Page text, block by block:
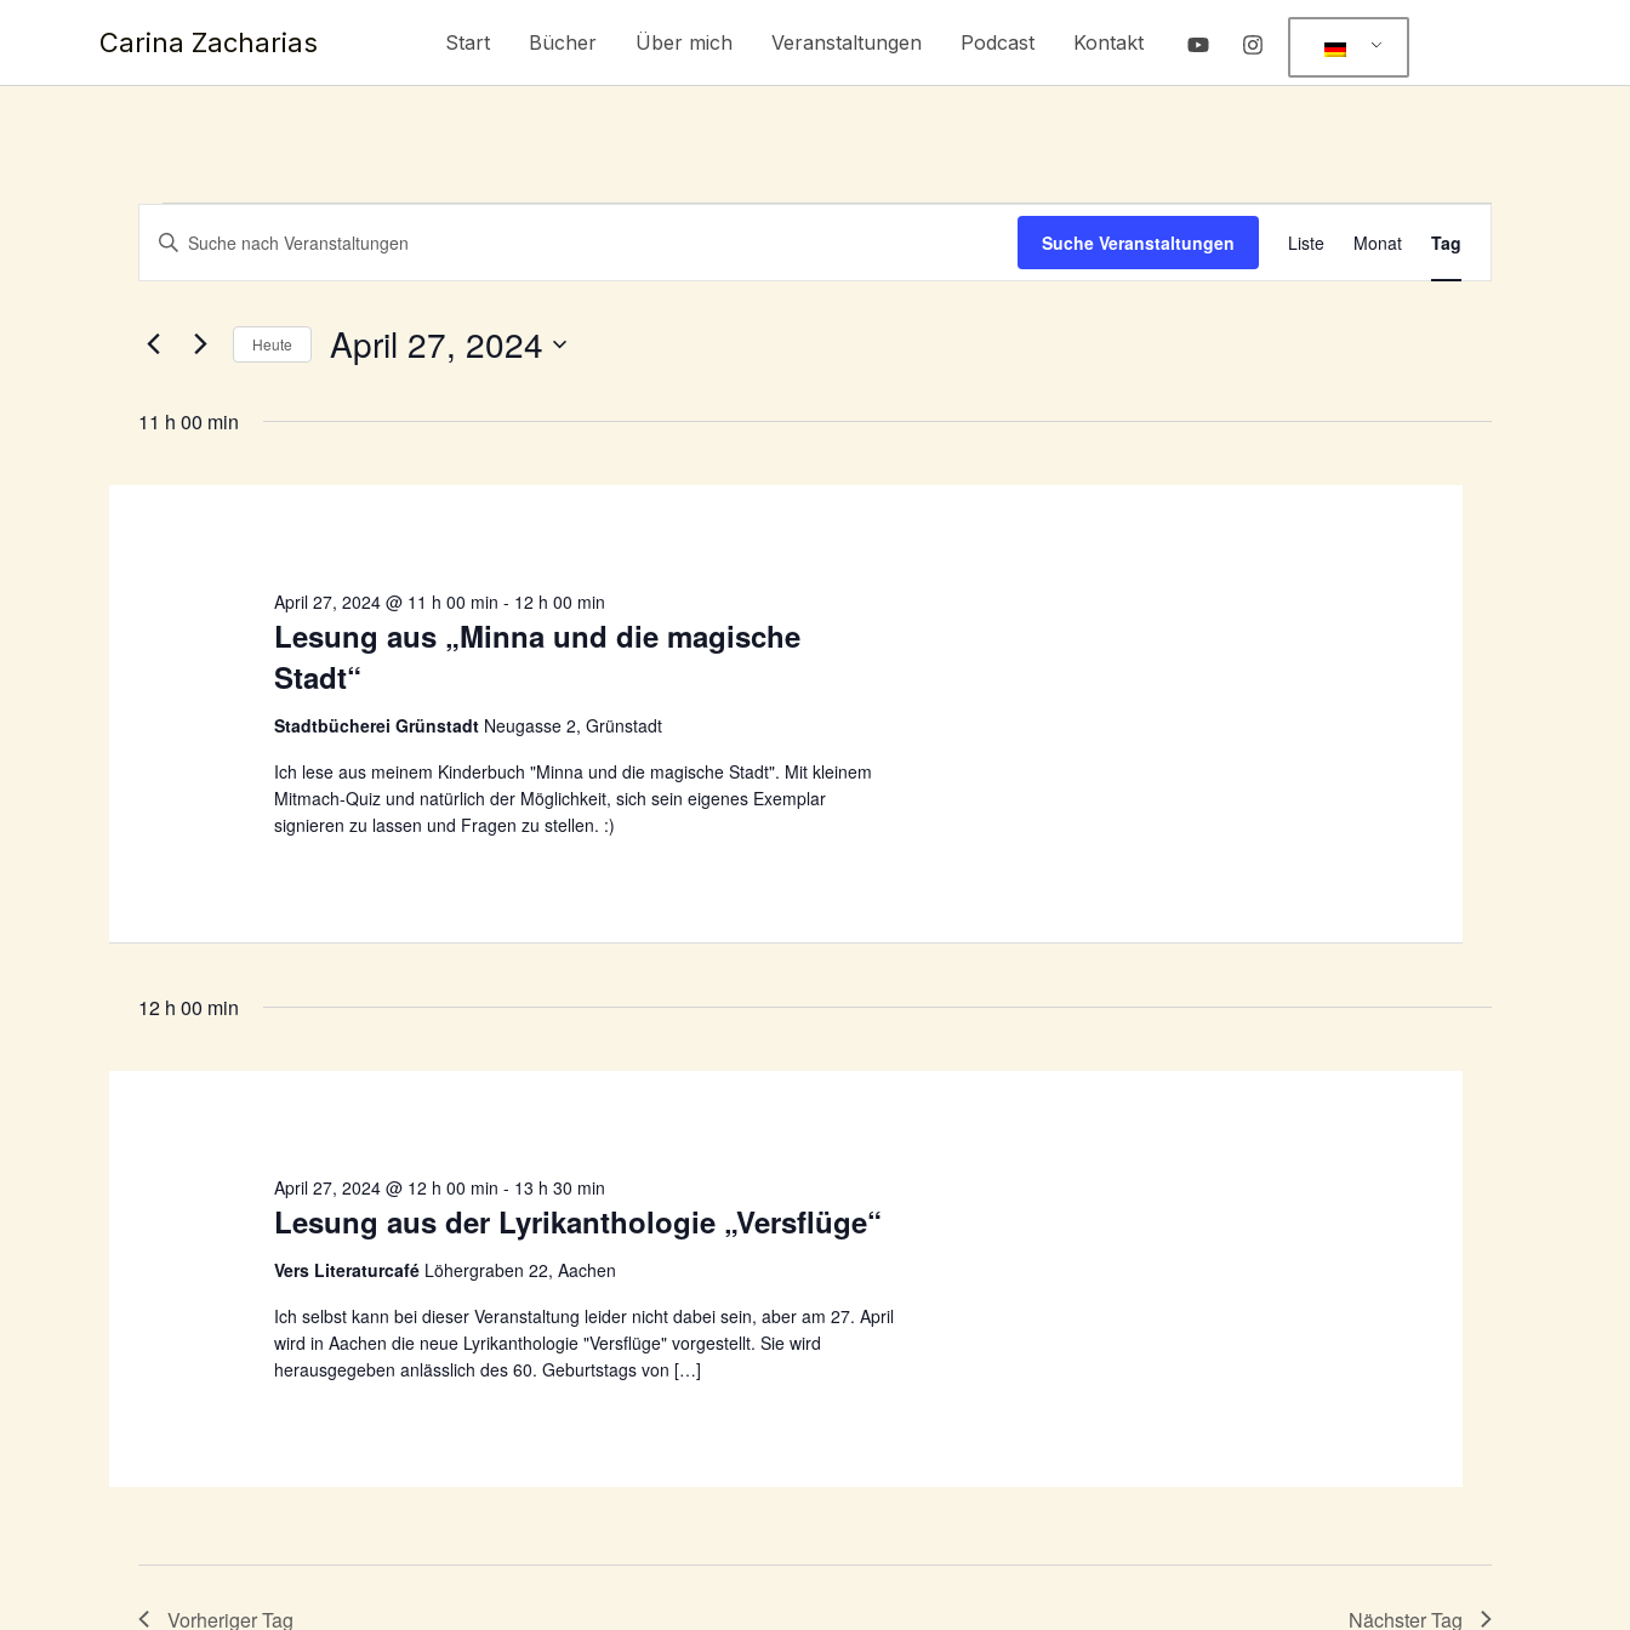
Carina Zacharias Start Bücher Über mich Veranstaltungen Podcast Kontakt
für
April
2024
Suche
und
Navigation
Bitte
Suche
nach
Schlüsselwort.
Suche Veranstaltungen
Ansichten-
Navigation
Liste Monat Tag
Heute April 27, 2024
11 h 00 min
Lesung aus „Minna und die magische
Stadt“
April 27, 2024 @ 11 h 00 min - 12 h 00 min
Stadtbücherei Grünstadt Neugasse 2, Grünstadt
Ich lese aus meinem Kinderbuch "Minna und die magische Stadt". Mit kleinem
Mitmach-Quiz und natürlich der Möglichkeit, sich sein eigenes Exemplar
signieren zu lassen und Fragen zu stellen. :)
12 h 00 min
Lesung aus der Lyrikanthologie „Versflüge“
April 27, 2024 @ 12 h 00 min - 13 h 30 min
Vers Literaturcafé Löhergraben 22, Aachen
Ich selbst kann bei dieser Veranstaltung leider nicht dabei sein, aber am 27. April
wird in Aachen die neue Lyrikanthologie "Versflüge" vorgestellt. Sie wird
herausgegeben anlässlich des 60. Geburtstags von […]
Vorheriger Tag Nächster Tag